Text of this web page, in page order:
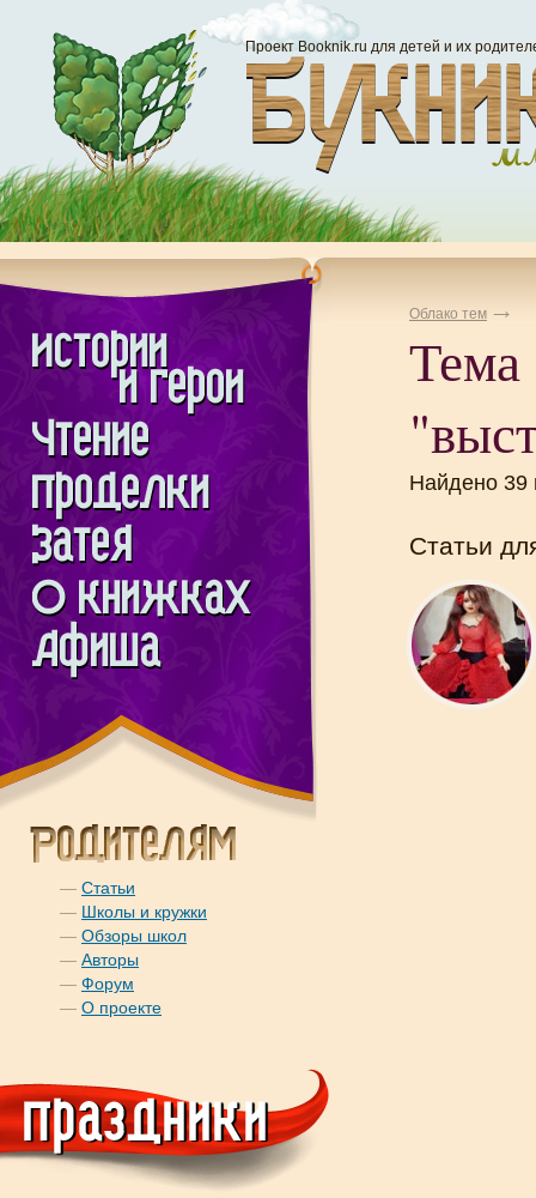
Проект Booknik.ru для детей и их
— Статьи
— Школы и кружки
— Обзоры школ
— Авторы
— Форум
— О проекте
Облако тем
Тема
Найдено 39
Статьи